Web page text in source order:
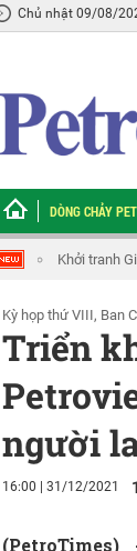
Chủ nhật 09/08/
DÒNG CHẢY
Cụm phối
Kỳ họp thứ VIII, Ban
Triển
người
16:00 | 31/12/2021
(PetroTimes)